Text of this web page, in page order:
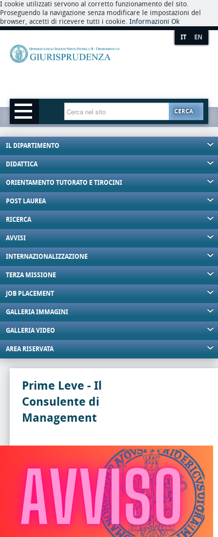
I cookie utilizzati servono al corretto funzionamento del sito.
Proseguendo la navigazione senza modificare le impostazioni del
browser, accetti di ricevere tutti i cookie. Informazioni Ok
IT EN
CERCA
IL DIPARTIMENTO
DIDATTICA
ORIENTAMENTO TUTORATO E TIROCINI
POST LAUREA
RICERCA
AVVISI
INTERNAZIONALIZZAZIONE
TERZA MISSIONE
JOB PLACEMENT
GALLERIA IMMAGINI
GALLERIA VIDEO
AREA RISERVATA
Prime Leve - Il
Consulente di
Management